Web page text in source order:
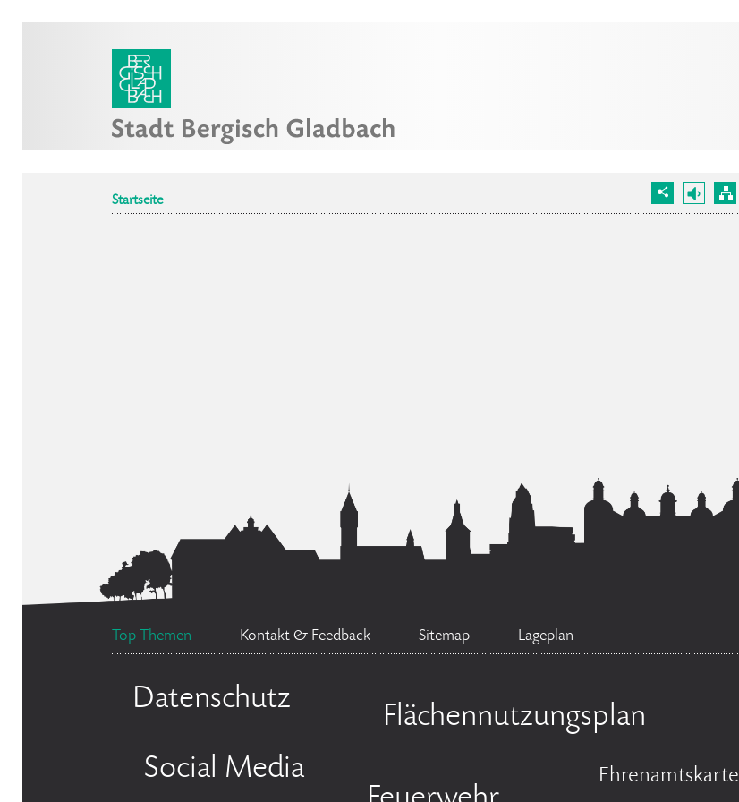
Startseite
Top Themen Kontakt & Feedback Sitemap Lageplan
Datenschutz
Flächennutzungsplan
Social Media
Ehrenamtskarte